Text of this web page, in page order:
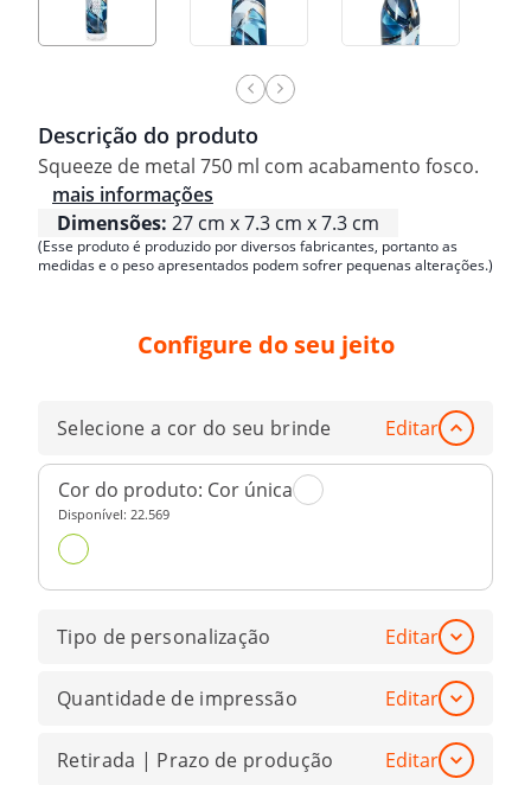
Descrição do produto
Squeeze de metal 750 ml com acabamento fosco.
mais informações
Dimensões: 27 cm x 7.3 cm x 7.3 cm
(Esse produto é produzido por diversos fabricantes, portanto as
medidas e o peso apresentados podem sofrer pequenas alterações.)
Configure do seu jeito
Selecione a cor do seu brinde Editar
Cor do produto: Cor única
Disponível: 22.569
Tipo de personalização Editar
Quantidade de impressão Editar
Retirada | Prazo de produção Editar